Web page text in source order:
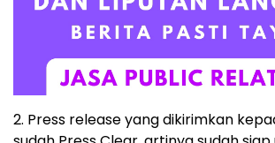
2. Press release yang dikirimkan